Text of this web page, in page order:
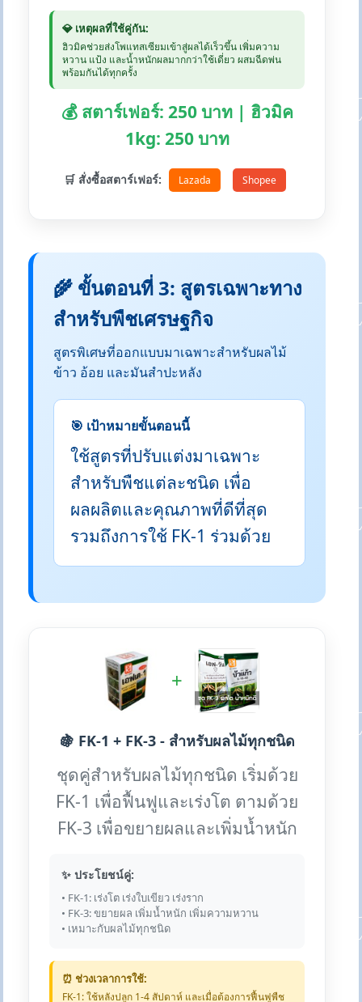
💎 เหตุผลที่ใช้คู่กัน:
ฮิวมิคช่วยส่งโพแทสเซียมเข้าสู่ผลได้เร็วขึ้น เพิ่มความ
หวาน แป้ง และน้ำหนักผลมากกว่าใช้เดี่ยว ผสมฉีดพ่น
พร้อมกันได้ทุกครั้ง
💰 สตาร์เฟอร์: 250 บาท | ฮิวมิค
1kg: 250 บาท
🛒 สั่งซื้อสตาร์เฟอร์: Lazada Shopee
🌾 ขั้นตอนที่ 3: สูตรเฉพาะทาง
สำหรับพืชเศรษฐกิจ
สูตรพิเศษที่ออกแบบมาเฉพาะสำหรับผลไม้
ข้าว อ้อย และมันสำปะหลัง
🎯 เป้าหมายขั้นตอนนี้
ใช้สูตรที่ปรับแต่งมาเฉพาะ
สำหรับพืชแต่ละชนิด เพื่อ
ผลผลิตและคุณภาพที่ดีที่สุด
รวมถึงการใช้ FK-1 ร่วมด้วย
+
🍇 FK-1 + FK-3 - สำหรับผลไม้ทุกชนิด
ชุดคู่สำหรับผลไม้ทุกชนิด เริ่มด้วย
FK-1 เพื่อฟื้นฟูและเร่งโต ตามด้วย
FK-3 เพื่อขยายผลและเพิ่มน้ำหนัก
✨ ประโยชน์คู่:
• FK-1: เร่งโต เร่งใบเขียว เร่งราก
• FK-3: ขยายผล เพิ่มน้ำหนัก เพิ่มความหวาน
• เหมาะกับผลไม้ทุกชนิด
⏰ ช่วงเวลาการใช้:
FK-1: ใช้หลังปลูก 1-4 สัปดาห์ และเมื่อต้องการฟื้นฟูพืช